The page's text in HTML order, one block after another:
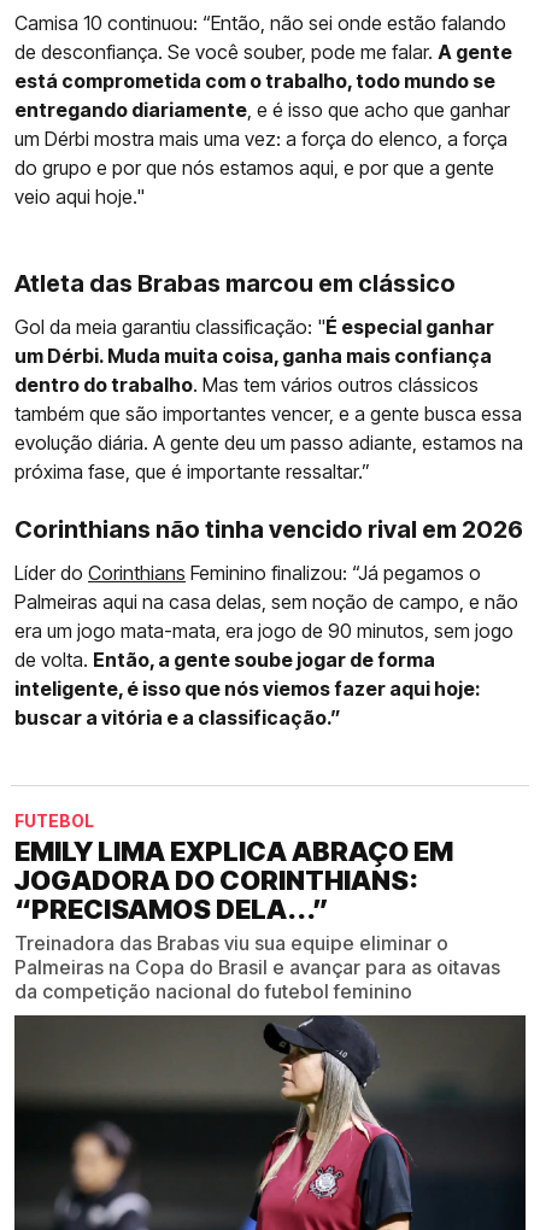
Camisa 10 continuou: “Então, não sei onde estão falando
de desconfiança. Se você souber, pode me falar. A gente
está comprometida com o trabalho, todo mundo se
entregando diariamente , e é isso que acho que ganhar
um Dérbi mostra mais uma vez: a força do elenco, a força
do grupo e por que nós estamos aqui, e por que a gente
veio aqui hoje."
Atleta das Brabas marcou em clássico
Gol da meia garantiu classificação: "É especial ganhar
um Dérbi. Muda muita coisa, ganha mais confiança
dentro do trabalho. Mas tem vários outros clássicos
também que são importantes vencer, e a gente busca essa
evolução diária. A gente deu um passo adiante, estamos na
próxima fase, que é importante ressaltar.”
Corinthians não tinha vencido rival em 2026
Líder do Corinthians Feminino finalizou: “Já pegamos o
Palmeiras aqui na casa delas, sem noção de campo, e não
era um jogo mata-mata, era jogo de 90 minutos, sem jogo
de volta. Então, a gente soube jogar de forma
inteligente, é isso que nós viemos fazer aqui hoje:
buscar a vitória e a classificação.”
FUTEBOL
EMILY LIMA EXPLICA ABRAÇO EM
JOGADORA DO CORINTHIANS:
“PRECISAMOS DELA...”
Treinadora das Brabas viu sua equipe eliminar o
Palmeiras na Copa do Brasil e avançar para as oitavas
da competição nacional do futebol feminino